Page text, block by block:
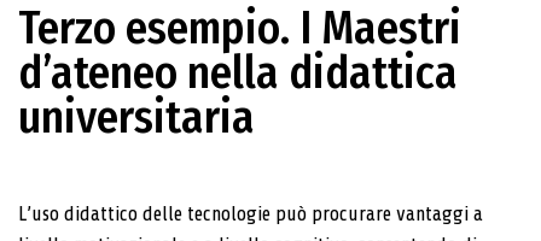
Terzo esempio. I Maestri
d’ateneo nella didattica
universitaria
L’uso didattico delle tecnologie può procurare vantag­gi a